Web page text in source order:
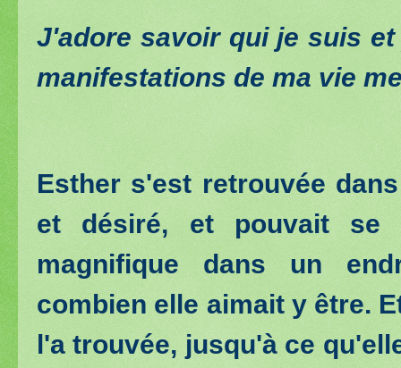
J'adore savoir qui je suis
manifestations de ma vie
Esther s'est retrouvée
et désiré, et pouvait se
magnifique dans un
combien elle aimait y être.
l'a trouvée, jusqu'à ce